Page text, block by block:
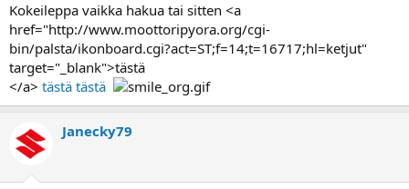
Kokeileppa vaikka hakua tai sitten <a
href="http://www.moottoripyora.org/cgi-
bin/palsta/ikonboard.cgi?act=ST;f=14;t=16717;hl=ketjut"
target="_blank">tästä
</a> tästä tästä
Janecky79